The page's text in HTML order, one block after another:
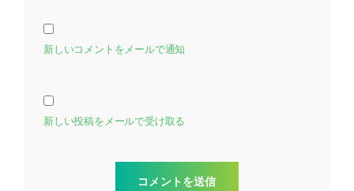
新しいコメントをメールで通知
新しい投稿をメールで受け取る